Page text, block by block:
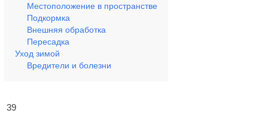
Местоположение в пространстве
Подкормка
Внешняя обработка
Пересадка
Уход зимой
Вредители и болезни
39